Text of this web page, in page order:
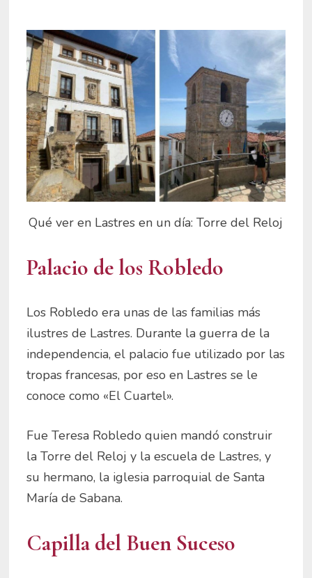
Qué ver en Lastres en un día: Torre del Reloj
Palacio de los Robledo
Los Robledo era unas de las familias más
ilustres de Lastres. Durante la guerra de la
independencia, el palacio fue utilizado por las
tropas francesas, por eso en Lastres se le
conoce como «El Cuartel».
Fue Teresa Robledo quien mandó construir
la Torre del Reloj y la escuela de Lastres, y
su hermano, la iglesia parroquial de Santa
María de Sabana.
Capilla del Buen Suceso